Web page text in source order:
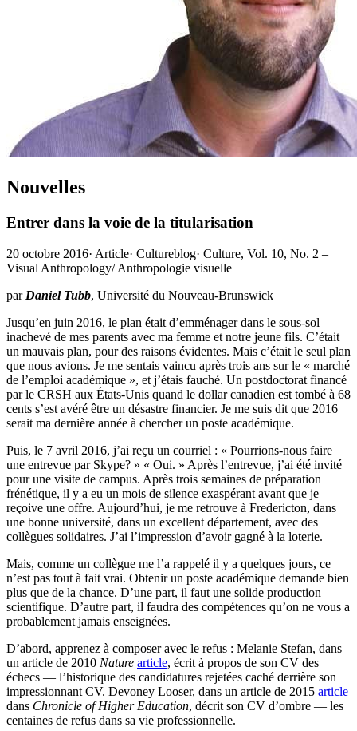
Nouvelles
Entrer dans la voie de la titularisation
20 octobre 2016· Article· Cultureblog· Culture, Vol. 10, No. 2 –
Visual Anthropology/ Anthropologie visuelle
par Daniel Tubb, Université du Nouveau-Brunswick
Jusqu’en juin 2016, le plan était d’emménager dans le sous-sol
inachevé de mes parents avec ma femme et notre jeune fils. C’était
un mauvais plan, pour des raisons évidentes. Mais c’était le seul plan
que nous avions. Je me sentais vaincu après trois ans sur le « marché
de l’emploi académique », et j’étais fauché. Un postdoctorat financé
par le CRSH aux États-Unis quand le dollar canadien est tombé à 68
cents s’est avéré être un désastre financier. Je me suis dit que 2016
serait ma dernière année à chercher un poste académique.
Puis, le 7 avril 2016, j’ai reçu un courriel : « Pourrions-nous faire
une entrevue par Skype? » « Oui. » Après l’entrevue, j’ai été invité
pour une visite de campus. Après trois semaines de préparation
frénétique, il y a eu un mois de silence exaspérant avant que je
reçoive une offre. Aujourd’hui, je me retrouve à Fredericton, dans
une bonne université, dans un excellent département, avec des
collègues solidaires. J’ai l’impression d’avoir gagné à la loterie.
Mais, comme un collègue me l’a rappelé il y a quelques jours, ce
n’est pas tout à fait vrai. Obtenir un poste académique demande bien
plus que de la chance. D’une part, il faut une solide production
scientifique. D’autre part, il faudra des compétences qu’on ne vous a
probablement jamais enseignées.
D’abord, apprenez à composer avec le refus : Melanie Stefan, dans
un article de 2010 Nature article, écrit à propos de son CV des
échecs — l’historique des candidatures rejetées caché derrière son
impressionnant CV. Devoney Looser, dans un article de 2015 article
dans Chronicle of Higher Education, décrit son CV d’ombre — les
centaines de refus dans sa vie professionnelle.